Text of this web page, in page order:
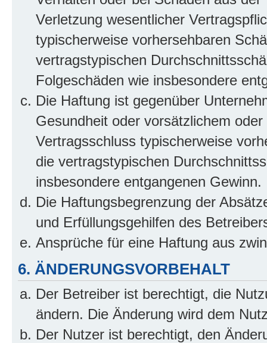
Verletzung wesentlicher
typischerweise vorhersehbaren
vertragstypischen
Folgeschäden wie insbesondere
Die Haftung ist gegenüber
Gesundheit oder vorsätzlichem
Vertragsschluss typischerweise
die vertragstypischen
insbesondere entgangenen Gewinn.
Die Haftungsbegrenzung der
und Erfüllungsgehilfen des
Ansprüche für eine Haftung aus
6. ÄNDERUNGSVORBEHALT
Der Betreiber ist berechtigt, die
ändern. Die Änderung wird dem
Der Nutzer ist berechtigt, den